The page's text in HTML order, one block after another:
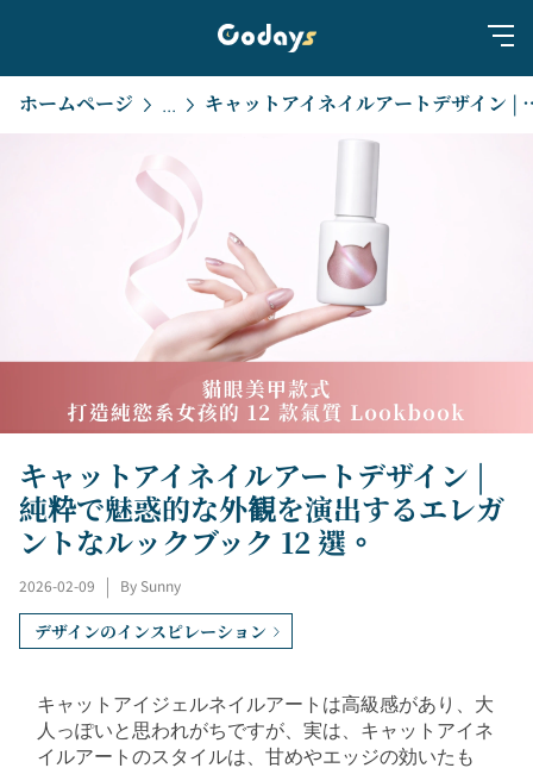
ホームページ ... キャットアイネイルアートデザイ
キャットアイネイルアートデザイン |
純粋で魅惑的な外観を演出するエレガ
ントなルックブック 12 選。
2026-02-09 By Sunny
デザインのインスピレーション
キャットアイジェルネイルアートは高級感があり、大
人っぽいと思われがちですが、実は、キャットアイネ
イルアートのスタイルは、甘めやエッジの効いたも